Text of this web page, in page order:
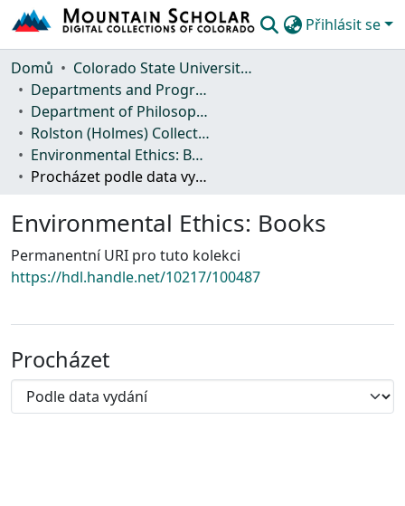
Přihlásit se
Komunity & kolekce
Procházet podle
Statistika
Domů
Colorado State University, Fort Collins
Departments and Programs
Department of Philosophy
Rolston (Holmes) Collection
Environmental Ethics: Books
Procházet podle data vydání
Environmental Ethics: Books
Permanentní URI pro tuto kolekci
https://hdl.handle.net/10217/100487
Procházet